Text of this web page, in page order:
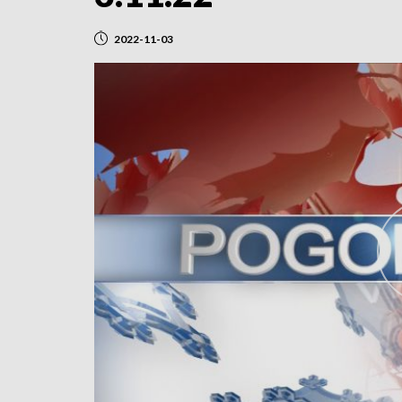
2022-11-03